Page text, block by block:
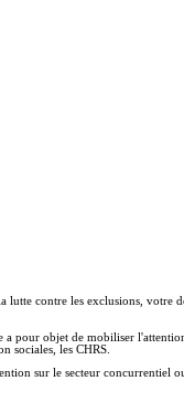
contre les exclusions,
objet de mobiliser
sociales, les CHRS.
sur le secteur concurrentiel